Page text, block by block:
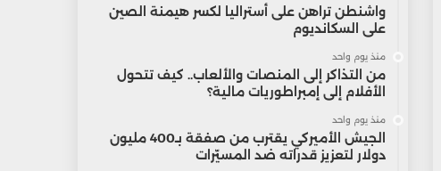
واشنطن تراهن على أستراليا لكسر هيمنة الصين
على السكانديوم
منذ يوم واحد
من التذاكر إلى المنصات والألعاب.. كيف تتحول
الأفلام إلى إمبراطوريات مالية؟
منذ يوم واحد
الجيش الأميركي يقترب من صفقة بـ400 مليون
دولار لتعزيز قدراته ضد المسيّرات